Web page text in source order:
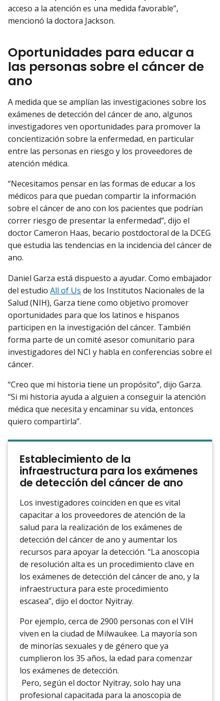
acceso a la atención es una medida favorable”,
mencionó la doctora Jackson.
Oportunidades para educar a
las personas sobre el cáncer de
ano
A medida que se amplían las investigaciones sobre los
exámenes de detección del cáncer de ano, algunos
investigadores ven oportunidades para promover la
concientización sobre la enfermedad, en particular
entre las personas en riesgo y los proveedores de
atención médica.
“Necesitamos pensar en las formas de educar a los
médicos para que puedan compartir la información
sobre el cáncer de ano con los pacientes que podrían
correr riesgo de presentar la enfermedad”, dijo el
doctor Cameron Haas, becario postdoctoral de la DCEG
que estudia las tendencias en la incidencia del cáncer de
ano.
Daniel Garza está dispuesto a ayudar. Como embajador
del estudio All of Us de los Institutos Nacionales de la
Salud (NIH), Garza tiene como objetivo promover
oportunidades para que los latinos e hispanos
participen en la investigación del cáncer. También
forma parte de un comité asesor comunitario para
investigadores del NCI y habla en conferencias sobre el
cáncer.
“Creo que mi historia tiene un propósito”, dijo Garza.
“Si mi historia ayuda a alguien a conseguir la atención
médica que necesita y encaminar su vida, entonces
quiero compartirla”.
Establecimiento de la
infraestructura para los exámenes
de detección del cáncer de ano
Los investigadores coinciden en que es vital
capacitar a los proveedores de atención de la
salud para la realización de los exámenes de
detección del cáncer de ano y aumentar los
recursos para apoyar la detección. “La anoscopia
de resolución alta es un procedimiento clave en
los exámenes de detección del cáncer de ano, y la
infraestructura para este procedimiento
escasea”, dijo el doctor Nyitray.
Por ejemplo, cerca de 2900 personas con el VIH
viven en la ciudad de Milwaukee. La mayoría son
de minorías sexuales y de género que ya
cumplieron los 35 años, la edad para comenzar
los exámenes de detección.
Pero, según el doctor Nyitray, solo hay una
profesional capacitada para la anoscopia de